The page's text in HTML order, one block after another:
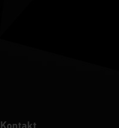
Kontakt